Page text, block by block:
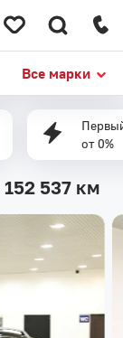
Все марки
от 0%
152 537 км